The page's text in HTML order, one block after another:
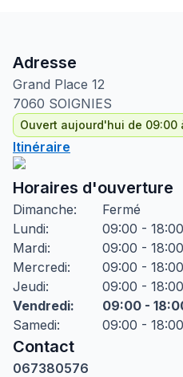
Adresse
Grand Place 12
7060 SOIGNIES
Ouvert aujourd'hui de 09:00
Itinéraire
Horaires d'ouverture
Dimanche:
Fermé
Lundi:
09:00 - 18:00
Mardi:
09:00 - 18:00
Mercredi:
09:00 - 18:00
Jeudi:
09:00 - 18:00
Vendredi:
09:00 -
Samedi: 09:00 - 18:00
Contact
067380576